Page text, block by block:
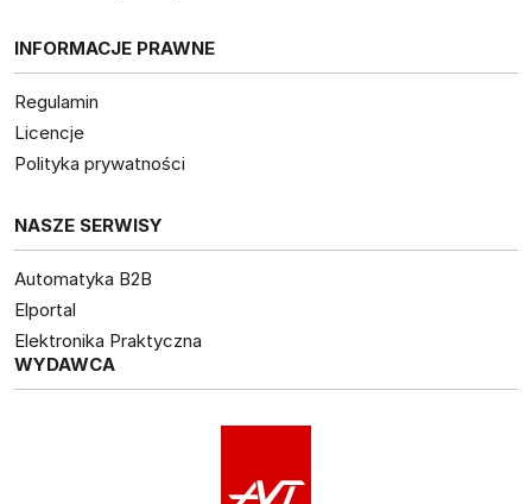
INFORMACJE PRAWNE
Regulamin
Licencje
Polityka prywatności
NASZE SERWISY
Automatyka B2B
Elportal
Elektronika Praktyczna
WYDAWCA